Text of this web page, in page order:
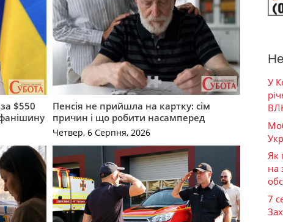
$550
Пенсія не прийшла на картку: сім
причин і що робити насамперед
Четвер, 6 Серпня, 2026
У
Як
на
7